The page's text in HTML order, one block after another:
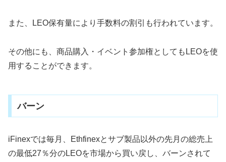
また、LEO保有量により手数料の割引も行われています。
その他にも、商品購入・イベント参加権としてもLEOを使
用することができます。
バーン
iFinexでは毎月、Ethfinexとサブ製品以外の先月の総売上
の最低27％分のLEOを市場から買い戻し、バーンされて